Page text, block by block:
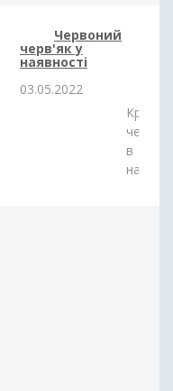
Червоний
черв'як у
наявності
03.05.2022
червь
в